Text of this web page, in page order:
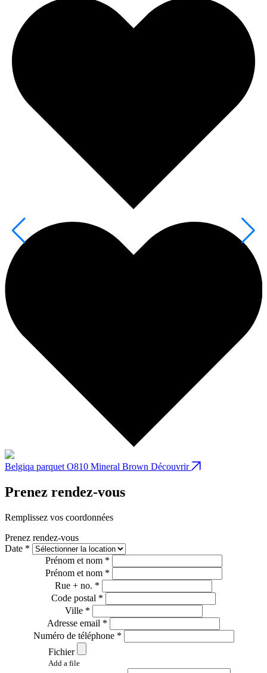
Belgiqa parquet O810 Mineral Brown Découvrir
Prenez rendez-vous
Remplissez vos coordonnées
Prenez rendez-vous
Date *
Prénom et nom *
Prénom et nom *
Rue + no. *
Code postal *
Ville *
Adresse email *
Numéro de téléphone *
Fichier
Add a file